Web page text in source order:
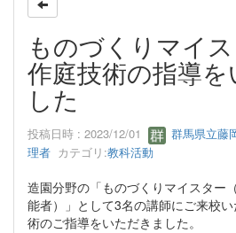
ものづくりマイ
作庭技術の指導を
した
投稿日時 : 2023/12/01
群馬県立藤
理者 カテゴリ:教科活動
造園分野の「ものづくりマイスター
能者）」として3名の講師にご来校
術のご指導をいただきました。